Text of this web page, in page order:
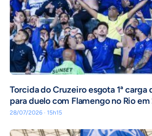
Torcida do Cruzeiro esgota 1ª carga
para duelo com Flamengo no Rio
28/07/2026 · 15h15